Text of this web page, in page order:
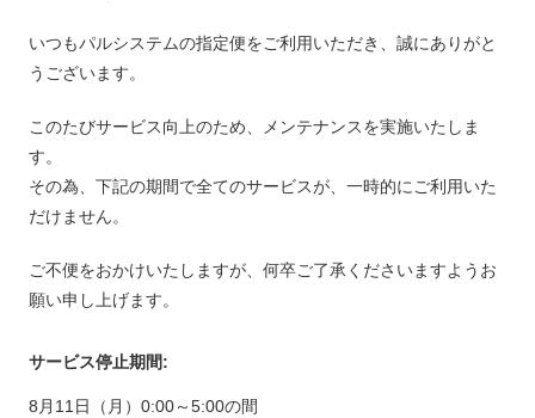
いつもパルシステムの指定便をご利用いただき、誠にありがと
うございます。
このたびサービス向上のため、メンテナンスを実施いたしま
す。
その為、下記の期間で全てのサービスが、一時的にご利用いた
だけません。
ご不便をおかけいたしますが、何卒ご了承くださいますようお
願い申し上げます。
サービス停止期間:
8月11日（月）0:00～5:00の間